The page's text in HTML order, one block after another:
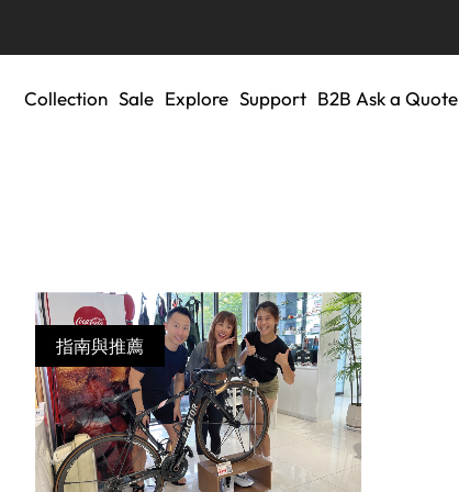
Collection Sale Explore Support B2B Ask a Quote
指南與推薦